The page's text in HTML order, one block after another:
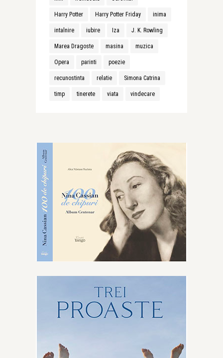
Harry Potter Harry Potter Friday inima
intalnire iubire Iza J. K. Rowling
Marea Dragoste masina muzica
Opera parinti poezie
recunostinta relatie Simona Catrina
timp tinerete viata vindecare